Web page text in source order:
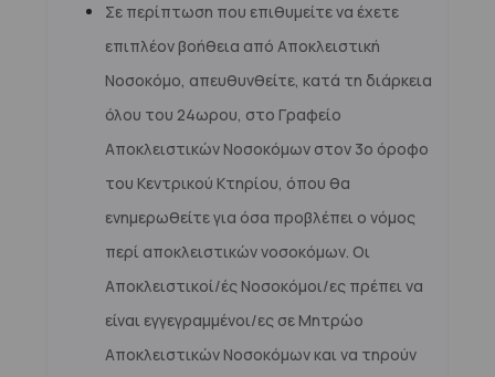
Σε περίπτωση που επιθυμείτε να έχετε
επιπλέον βοήθεια από Αποκλειστική
Νοσοκόμο, απευθυνθείτε, κατά τη διάρκεια
όλου του 24ωρου, στο Γραφείο
Αποκλειστικών Νοσοκόμων στον 3ο όροφο
του Κεντρικού Κτηρίου, όπου θα
ενημερωθείτε για όσα προβλέπει ο νόμος
περί αποκλειστικών νοσοκόμων. Οι
Αποκλειστικοί/ές Νοσοκόμοι/ες πρέπει να
είναι εγγεγραμμένοι/ες σε Μητρώο
Αποκλειστικών Νοσοκόμων και να τηρούν